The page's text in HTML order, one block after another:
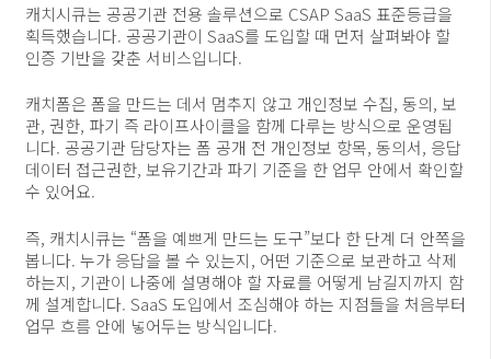
캐치시큐는 공공기관 전용 솔루션으로 CSAP SaaS 표준등급을
획득했습니다. 공공기관이 SaaS를 도입할 때 먼저 살펴봐야 할
인증 기반을 갖춘 서비스입니다.
캐치폼은 폼을 만드는 데서 멈추지 않고 개인정보 수집, 동의, 보
관, 권한, 파기 즉 라이프사이클을 함께 다루는 방식으로 운영됩
니다. 공공기관 담당자는 폼 공개 전 개인정보 항목, 동의서, 응답
데이터 접근권한, 보유기간과 파기 기준을 한 업무 안에서 확인할
수 있어요.
즉, 캐치시큐는 “폼을 예쁘게 만드는 도구”보다 한 단계 더 안쪽을
봅니다. 누가 응답을 볼 수 있는지, 어떤 기준으로 보관하고 삭제
하는지, 기관이 나중에 설명해야 할 자료를 어떻게 남길지까지 함
께 설계합니다. SaaS 도입에서 조심해야 하는 지점들을 처음부터
업무 흐름 안에 넣어두는 방식입니다.